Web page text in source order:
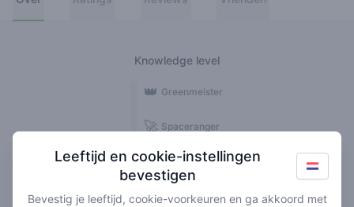
Knowledge level
🌱 Roller
🥦 Stoner
🚀 Spaceranger
👑 Greenmeister
Leeftijd en cookie-instellingen
bevestigen
Bevestig je leeftijd, cookie-voorkeuren en ga akkoord met